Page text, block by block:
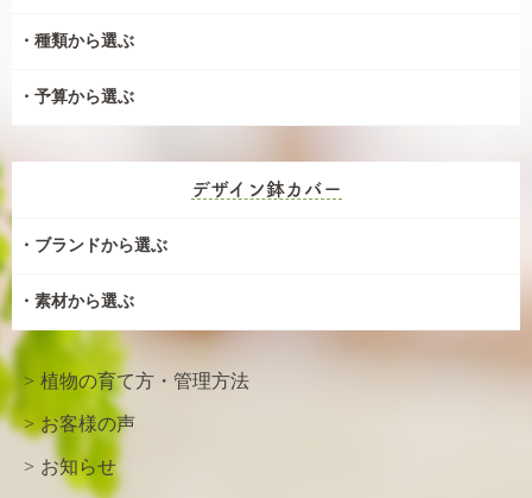
種類から選ぶ
予算から選ぶ
デザイン鉢カバー
ブランドから選ぶ
素材から選ぶ
植物の育て方・管理方法
お客様の声
お知らせ